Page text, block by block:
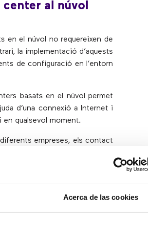
Acerca de las cookies
al núvol
en el núvol no requereixen de
la implementació d’aquests
de configuració en l’entorn
basats en el núvol permet
d’una connexió a Internet i
en qualsevol moment.
empreses, els contact
disponibles en qualsevol
clients des de qualsevol